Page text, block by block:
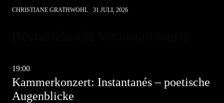
CHRISTIANE GRATHWOHL 31 JULI, 2026
19:00
Kammerkonzert: Instantanés – poetische
Augenblicke